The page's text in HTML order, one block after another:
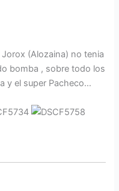
(Alozaina) no tenia
bomba , sobre todo los
y el super Pacheco…